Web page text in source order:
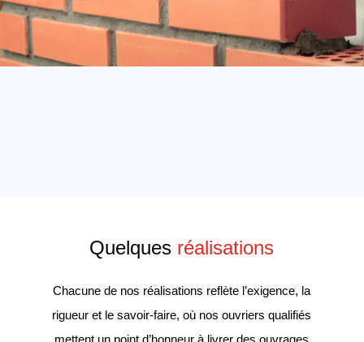
Quelques réalisations
Chacune de nos réalisations reflète l’exigence, la
rigueur et le savoir-faire, où nos ouvriers qualifiés
mettent un point d’honneur à livrer des ouvrages